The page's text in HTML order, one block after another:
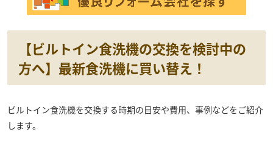
【ビルトイン食洗機の交換を検討中の
方へ】最新食洗機に買い替え！
ビルトイン食洗機を交換する時期の目安や費用、事例などをご紹介
します。